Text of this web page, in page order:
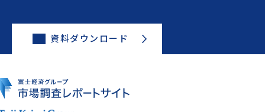
資料ダウンロード